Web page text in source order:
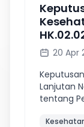
20 Apr
Lanjutan
tentang